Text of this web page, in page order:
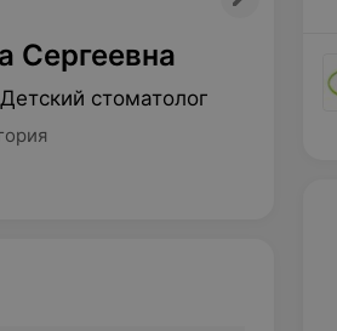
Сергеевна
стоматолог